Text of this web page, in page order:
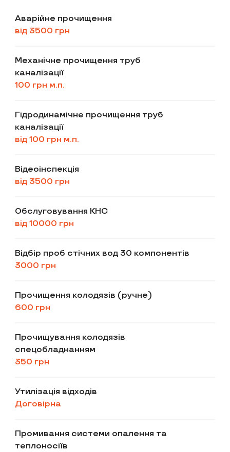
Аварійне прочищення
від 3500 грн
Механічне прочищення труб
каналізації
100 грн м.п.
Гідродинамічне прочищення труб
каналізації
від 100 грн м.п.
Відеоінспекція
від 3500 грн
Обслуговування КНС
від 10000 грн
Відбір проб стічних вод 30 компонентів
3000 грн
Прочищення колодязів (ручне)
600 грн
Прочищування колодязів
спецобладнанням
350 грн
Утилізація відходів
Договірна
Промивання системи опалення та
теплоносіїв